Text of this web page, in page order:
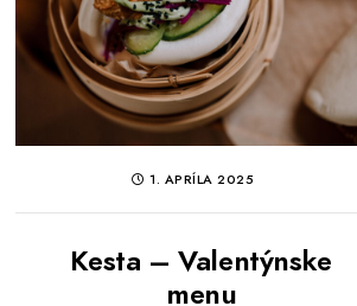
1. APRÍLA 2025
Kesta – Valentýnske
menu